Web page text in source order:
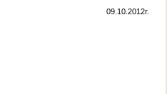
09.10.2012г.